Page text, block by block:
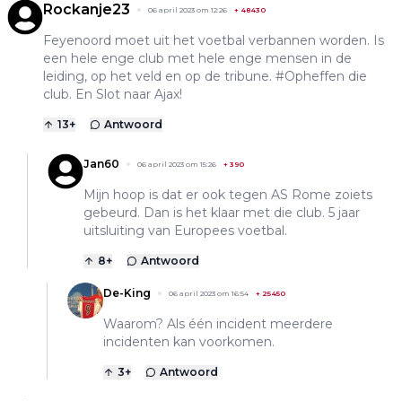
Rockanje23 06 april 2023 om 12:26 + 48430
Feyenoord moet uit het voetbal verbannen worden. Is
een hele enge club met hele enge mensen in de
leiding, op het veld en op de tribune. #Opheffen die
club. En Slot naar Ajax!
13+ Antwoord
Jan60 06 april 2023 om 15:26 + 390
Mijn hoop is dat er ook tegen AS Rome zoiets
gebeurd. Dan is het klaar met die club. 5 jaar
uitsluiting van Europees voetbal.
8+ Antwoord
De-King 06 april 2023 om 16:54 + 25450
Waarom? Als één incident meerdere
incidenten kan voorkomen.
3+ Antwoord